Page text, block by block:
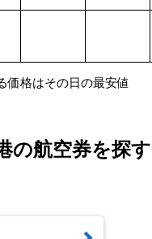
価格はその日の最安値
の航空券を探す